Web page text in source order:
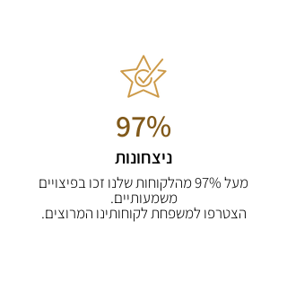
97%
ניצחונות
מעל 97% מהלקוחות שלנו זכו בפיצויים
משמעותיים.
הצטרפו למשפחת לקוחותינו המרוצים.